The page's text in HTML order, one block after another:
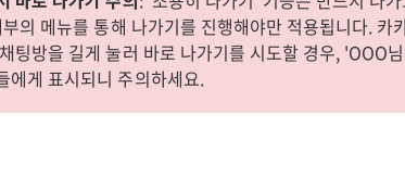
의 메뉴를 통해 나가기를 진행해야만 적용됩니다. 카
팅방을 길게 눌러 바로 나가기를 시도할 경우, 'OOO
에게 표시되니 주의하세요.